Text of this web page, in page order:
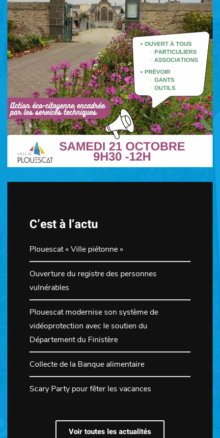
C’est à l’actu
Plouescat « Ville piétonne »
Ouverture du registre des personnes
vulnérables
Plouescat modernise son système de
vidéoprotection avec le soutien du
Département du Finistère
Collecte de la Banque alimentaire
Scary Party pour fêter les vacances
Voir toutes les actualités